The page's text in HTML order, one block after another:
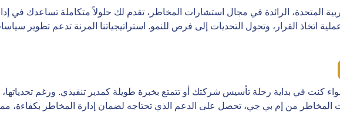
المتحدة، الرائدة في مجال استشارات المخاطر، تقدم لك حلولاً متكاملة تساعدك في
اتخاذ القرار، وتحول التحديات إلى فرص للنمو. استراتيجياتنا المرنة تدعم تطوير
في بداية رحلة تأسيس شركتك أو تتمتع بخبرة طويلة كمدير تنفيذي. ورغم تحدياتها،
من إم بي جي، تحصل على الدعم الذي تحتاجه لضمان إدارة المخاطر بكفاءة،